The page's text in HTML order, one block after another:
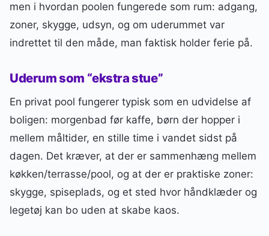
men i hvordan poolen fungerede som rum: adgang,
zoner, skygge, udsyn, og om uderummet var
indrettet til den måde, man faktisk holder ferie på.
Uderum som “ekstra stue”
En privat pool fungerer typisk som en udvidelse af
boligen: morgenbad før kaffe, børn der hopper i
mellem måltider, en stille time i vandet sidst på
dagen. Det kræver, at der er sammenhæng mellem
køkken/terrasse/pool, og at der er praktiske zoner:
skygge, spiseplads, og et sted hvor håndklæder og
legetøj kan bo uden at skabe kaos.